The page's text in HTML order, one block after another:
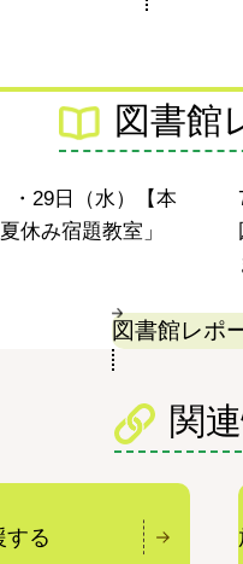
図書館
・29日（水）【本
休み宿題教室」
図書館レポ
関
する